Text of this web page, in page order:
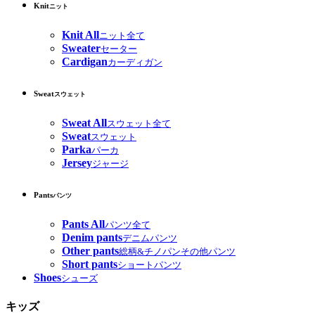
Knitニット
Knit Allニット全て
Sweaterセーター
Cardiganカーディガン
Sweatスウェット
Sweat Allスウェット全て
Sweatスウェット
Parkaパーカ
Jerseyジャージ
Pantsパンツ
Pants Allパンツ全て
Denim pantsデニムパンツ
Other pants総柄&チノパンその他パンツ
Short pantsショートパンツ
Shoesシューズ
キッズ